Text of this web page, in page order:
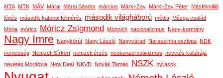
MTA MTK MÁV Márai Márai Sándor március Márki-Zay Márki-Zay Péter Másfélmillió
lépés második katonai felmérés második világháború média Mézga család
Mória móricz Móricz Zsigmond Münnich nacionalizmus Nagy-kormány
Nagy Imre Nagykörút Nagy László Nagyvárad Naraszinha oszlopa NDK
nemesség Nemzeti Sírkert nemzeti érzés neokonzervativizmus nevetés kultúrája
nevetés Mordóvia New Deal NKVD Novák Tamás NSZK nyilasok